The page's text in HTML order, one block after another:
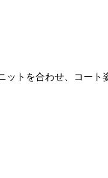
トを合わせ、コー